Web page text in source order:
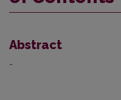
Abstract
-